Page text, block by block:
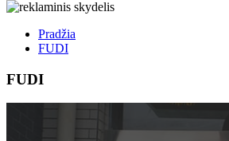
Pradžia
FUDI
FUDI